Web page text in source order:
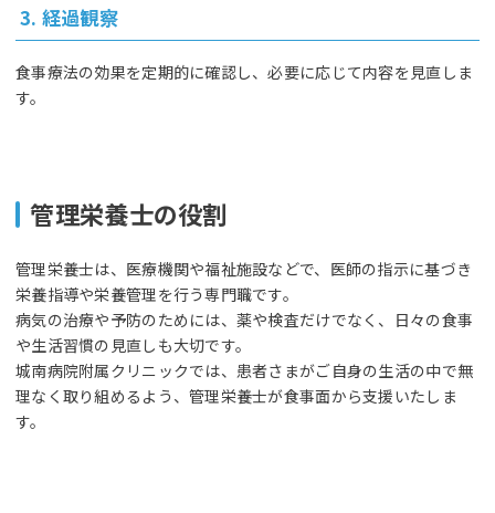
3. 経過観察
食事療法の効果を定期的に確認し、必要に応じて内容を見直しま
す。
管理栄養士の役割
管理栄養士は、医療機関や福祉施設などで、医師の指示に基づき
栄養指導や栄養管理を行う専門職です。
病気の治療や予防のためには、薬や検査だけでなく、日々の食事
や生活習慣の見直しも大切です。
城南病院附属クリニックでは、患者さまがご自身の生活の中で無
理なく取り組めるよう、管理栄養士が食事面から支援いたしま
す。